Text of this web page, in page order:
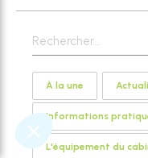
Rechercher
À la une
Informations
L'équipement du